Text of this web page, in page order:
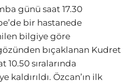
günü saat 17.30
bir hastanede
bilgiye göre
bıçaklanan Kudret
10.50 sıralarında
kaldırıldı. Özcan’ın ilk